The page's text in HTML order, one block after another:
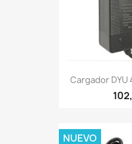
Cargador DYU
NUEVO